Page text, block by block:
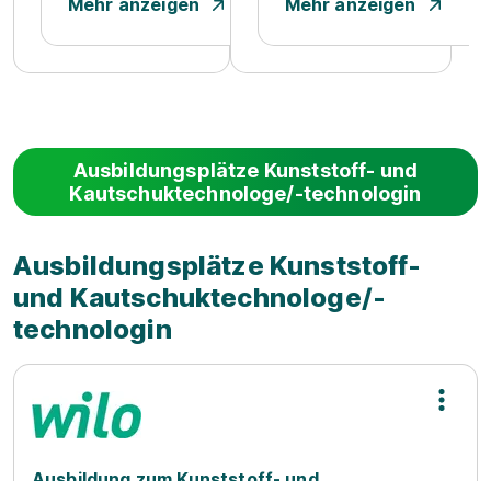
Schule etwas
Umfeld arbeiten.
Durch ein zuvor
absolviertes
Praktikum hatte ich
bereits erste Einblicke
in den Betrieb
erhalten...
Mehr anzeigen
vom ersten Tag an
empfangen und von
war es mir möglich,
mich sehr schnell an
die Arbeit zu
wichtigsten
Aufgabenbereiche
wurden mir immer
auch wenn mal etwas
Mehr anzeigen
Ausbildungsplätze Kunststoff- und
Kautschuktechnologe/-technologin
Ausbildungsplätze Kunststoff-
und Kautschuktechnologe/-
technologin